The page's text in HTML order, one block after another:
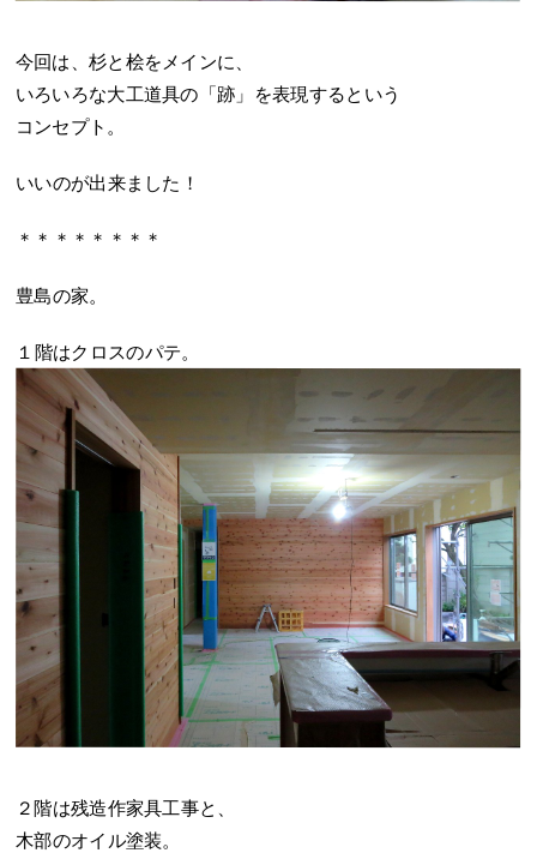
今回は、杉と桧をメインに、
いろいろな大工道具の「跡」を表現するという
コンセプト。
いいのが出来ました！
＊＊＊＊＊＊＊＊
豊島の家。
１階はクロスのパテ。
２階は残造作家具工事と、
木部のオイル塗装。